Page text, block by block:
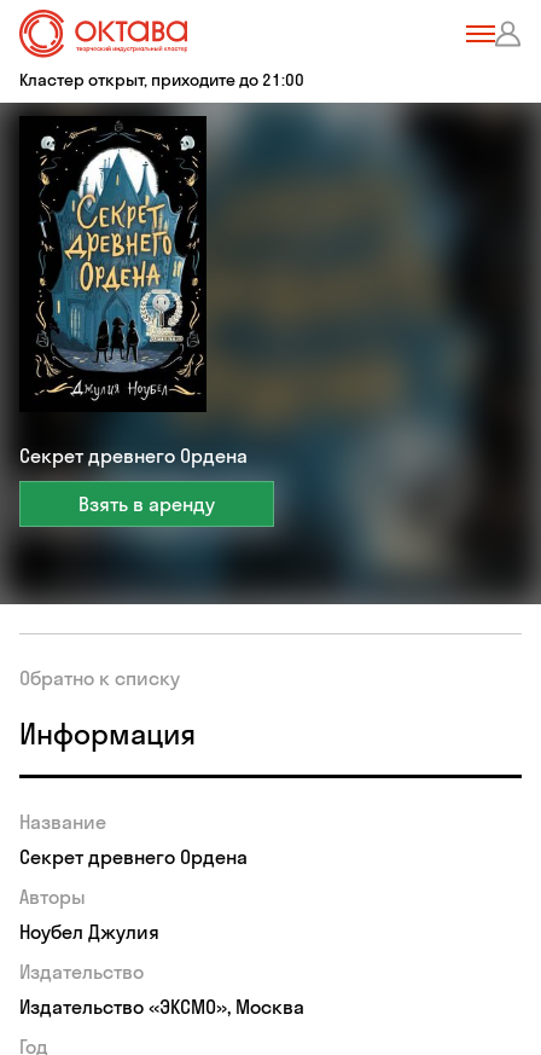
Кластер открыт, приходите до 21:00
Секрет древнего Ордена
Взять в аренду
Обратно к списку
Информация
Название
Секрет древнего Ордена
Авторы
Ноубел Джулия
Издательство
Издательство «ЭКСМО», Москва
Год